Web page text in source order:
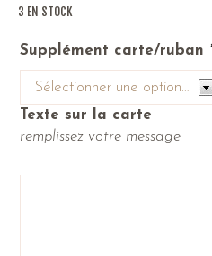
3 EN STOCK
Supplément carte/ruban
Texte sur la carte
remplissez votre message